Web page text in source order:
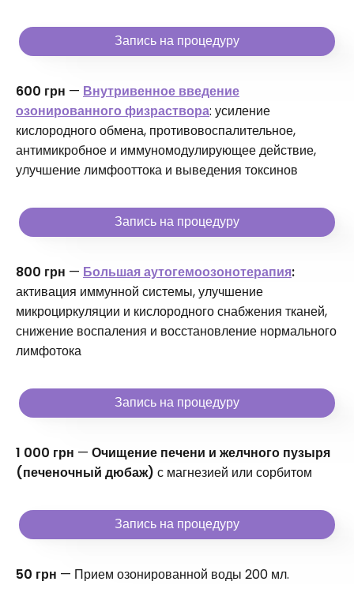
Запись на процедуру
600 грн — Внутривенное введение
озонированного физраствора: усиление
кислородного обмена, противовоспалительное,
антимикробное и иммуномодулирующее действие,
улучшение лимфооттока и выведения токсинов
Запись на процедуру
800 грн — Большая аутогемоозонотерапия:
активация иммунной системы, улучшение
микроциркуляции и кислородного снабжения тканей,
снижение воспаления и восстановление нормального
лимфотока
Запись на процедуру
1 000 грн — Очищение печени и желчного пузыря
(печеночный дюбаж) с магнезией или сорбитом
Запись на процедуру
50 грн — Прием озонированной воды 200 мл.